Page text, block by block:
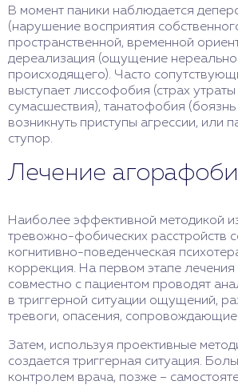
В момент паники наблюдается
(нарушение восприятия
пространственной, временной
дереализация (ощущение
происходящего). Часто
выступает лиссофобия (страх
сумасшествия), танатофобия
возникнуть приступы агрессии, или
ступор.
Лечение
Наиболее эффективной методикой
тревожно-фобических расстройств
когнитивно-поведенческая
коррекция. На первом этапе
совместно с пациентом проводят
в триггерной ситуации ощущений,
тревоги, опасения,
Затем, используя проективные
создается триггерная ситуация.
контролем врача, позже –